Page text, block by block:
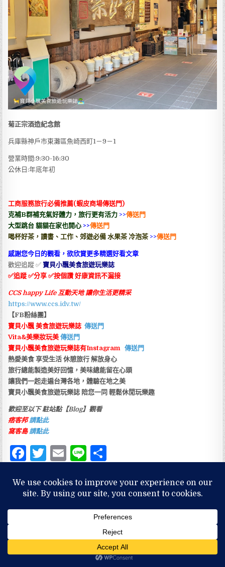
菊正宗酒造紀念館
兵庫縣神戶市東灘區魚崎西町1－9－1
營業時間:9:30-16:30
公休日:年底年初
工商服務旅行必備推薦(蝦皮商場傳送門)
克補B群補充氣好體力，旅行更有活力 >>傳送門
大型跳台 貓貓在家也開心 >>傳送門
喝杯好茶，讀書、工作、郊遊必備 水果茶 冷泡茶 >>傳送門
感謝您今日的觀看，欲欣賞更多精選好看文章
歡迎追蹤 ✅ 寶貝小飄美食旅遊玩樂誌
✅追蹤 ✅分享 ✅按個讚 好康資訊不漏接
CCS happy Life 互動天地 讓你生活更精采
https://www.ccs.idv.tw/
【FB粉絲團 】
寶貝小飄 美食旅遊玩樂誌 傳送門
Vita&美樂妝玩美 傳送門
寶貝小飄美食旅遊玩樂誌有Instagram
傳送門
熱愛美食 享受生活 休憩旅行 解放身心
旅行總能製造美好回憶，美味總能留在心頭
讓我們一起走遍台灣各地，體驗在地之美
寶貝小飄美食旅遊玩樂誌 陪您一同 輕鬆休閒玩樂趣
歡迎至以下駐站點【Blog】 觀看
痞客邦 請點此
窩客島 請點此
F
c
e
T
it
te
E
ai
l
Li
e
Tagged 菊正宗酒造記念館,菊正宗
文
← [旅遊]日本 兵庫県 惠比壽神社的總本社 保佑生意興隆 財運亨通而聞名 西